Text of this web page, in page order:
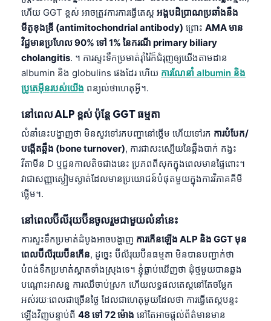
ហើយ GGT ខ្ពស់ អាចត្រូវការការធ្វើតេស្ត អង្គបដិប្រាណប្រឆាំងនឹង
មីតូខុងឌ្រី (antimitochondrial antibody) ព្រោះ AMA មាន
វិជ្ជមានប្រហែល 90% ទៅ 1% នៃករណី primary biliary
cholangitis. ។ ការស្ទះទឹកប្រមាត់រ៉ាំរ៉ៃក៏ជំរុញឲ្យយើងតាមដាន
albumin និង globulins ផងដែរ ហើយ ការណែនាំ albumin និង
ប្រូតេអ៊ីនរបស់យើង ពន្យល់ថាហេតុអ្វី។.
នៅពេល ALP ខ្ពស់ ប៉ុន្តែ GGT ធម្មតា
លំនាំនេះបង្ហាញថា មិនសូវទៅរកបញ្ហានៅថ្លើម ហើយទៅរក ការបំបែក/
បង្កើតឆ្អឹង (bone turnover), ការជាសះស្បើយនៃឆ្អឹងបាក់ កង្វះ
វីតាមីន D ឬជួនកាលតិចជាងនេះ ប្រភពពីសុកក្នុងពេលមានផ្ទៃពោះ។
វាជាសញ្ញាស្ងៀមស្ងាត់ដែលមានប្រយោជន៍បំផុតមួយក្នុងការវិភាគគីមី
ថ្លើម។.
នៅពេលប៊ីលីរុយប៊ីនចូលរួមជាមួយលំនាំនេះ
ការស្ទះទឹកប្រមាត់ដំបូងអាចបង្ហាញ ការកើនឡើង ALP និង GGT មុន
ពេលប៊ីលីរុយប៊ីនកើន, ដូច្នេះ ប៊ីលីរុយប៊ីនធម្មតា មិនបានបញ្ជាក់ថា
បំពង់ទឹកប្រមាត់ស្អាតទាំងស្រុងទេ។ ខ្ញុំធ្លាប់ឃើញថា ដុំថ្មមួយបានឆ្លង
បណ្តោះអាសន្ន ការឈឺចាប់ស្រក ហើយលទ្ធផលតេស្តនៅតែចម្លែក
អស់រយៈពេលជាច្រើនថ្ងៃ ដែលជាហេតុមួយដែលថា ការធ្វើតេស្តបន្ទះ
ឡើងវិញបន្ទាប់ពី 48 ទៅ 72 ម៉ោង នៅតែអាចផ្តល់ព័ត៌មានមាន